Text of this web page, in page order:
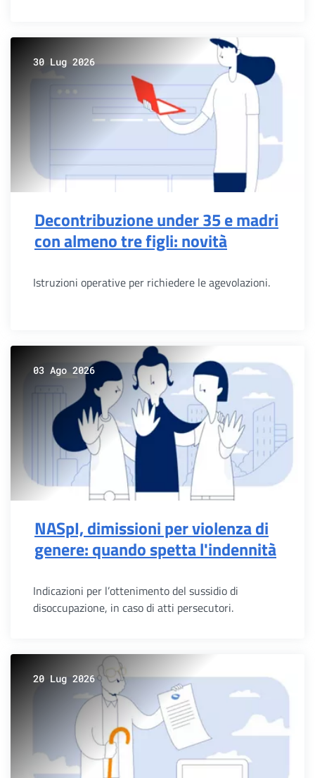
30 Lug 2026
Decontribuzione under 35 e madri
con almeno tre figli: novità
Istruzioni operative per richiedere le agevolazioni.
03 Ago 2026
NASpI, dimissioni per violenza di
genere: quando spetta l'indennità
Indicazioni per l’ottenimento del sussidio di
disoccupazione, in caso di atti persecutori.
20 Lug 2026